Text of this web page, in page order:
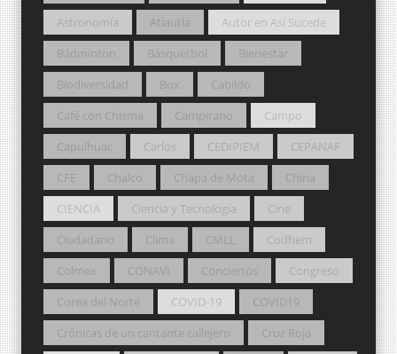
Astronomía
Atlautla
Autor en Así Sucede
Bádminton
Básquetbol
Bienestar
Biodiversidad
Box
Cabildo
Café con Chisma
Campirano
Campo
Capulhuac
Carlos CEDIPIEM
CEPANAF
CFE
Chalco Chapa de Mota
China
CIENCIA
Ciencia y Tecnología
Cine
Ciudadano
Clima CMLL
Codhem
Colmex
CONAVI Conciertos
Congreso
Corea del Norte
COVID-19
COVID19
Crónicas de un cantante callejero
Cruz Roja